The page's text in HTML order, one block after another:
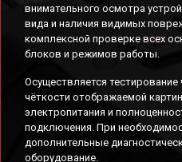
внимательного осмотра
вида и наличия видимых
комплексной проверке всех
блоков и режимов работы.
Осуществляется
чёткости отображаемой
электропитания и
подключения. При
дополнительные
оборудование.